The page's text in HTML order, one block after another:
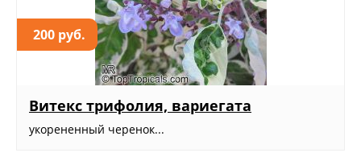
200 руб.
Витекс трифолия, вариегата
укорененный черенок...